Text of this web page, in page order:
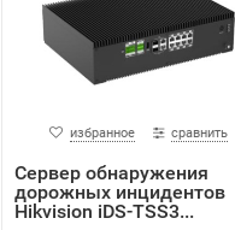
избранное сравнить
Сервер обнаружения
дорожных инцидентов
Hikvision iDS-TSS3...